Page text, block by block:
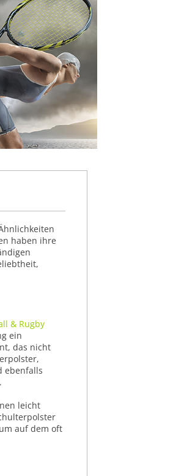
haben ihre
& Rugby
ein
das nicht
ebenfalls
leicht
auf dem oft